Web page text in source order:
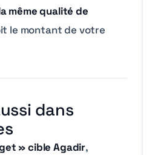
même qualité de
le montant de votre
dans
» cible Agadir,